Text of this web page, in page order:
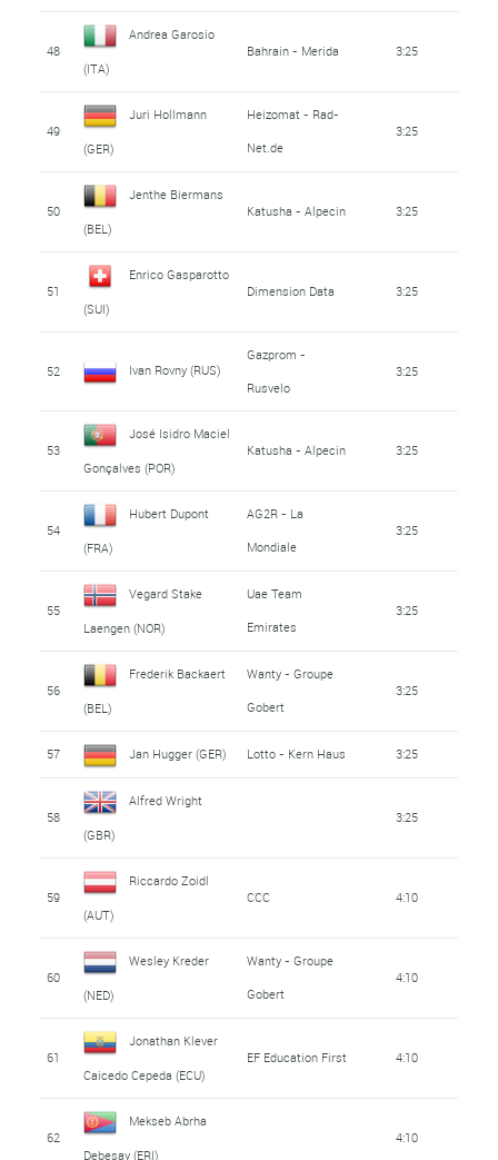
48
Andrea Garosio
(ITA)
Bahrain - Merida 3:25
49
Juri Hollmann
(GER)
Heizomat - Rad-
Net.de
3:25
50
Jenthe Biermans
(BEL)
Katusha - Alpecin 3:25
51
Enrico Gasparotto
(SUI)
Dimension Data 3:25
52 Ivan Rovny (RUS)
Gazprom -
Rusvelo
3:25
53
José Isidro Maciel
Gonçalves (POR)
Katusha - Alpecin 3:25
54
Hubert Dupont
(FRA)
AG2R - La
Mondiale
3:25
55
Vegard Stake
Laengen (NOR)
Uae Team
Emirates
3:25
56
Frederik Backaert
(BEL)
Wanty - Groupe
Gobert
3:25
57 Jan Hugger (GER) Lotto - Kern Haus 3:25
58
Alfred Wright
(GBR)
3:25
59
Riccardo Zoidl
(AUT)
CCC 4:10
60
Wesley Kreder
(NED)
Wanty - Groupe
Gobert
4:10
61
Jonathan Klever
Caicedo Cepeda (ECU)
EF Education First 4:10
62
Mekseb Abrha
Debesay (ERI)
4:10